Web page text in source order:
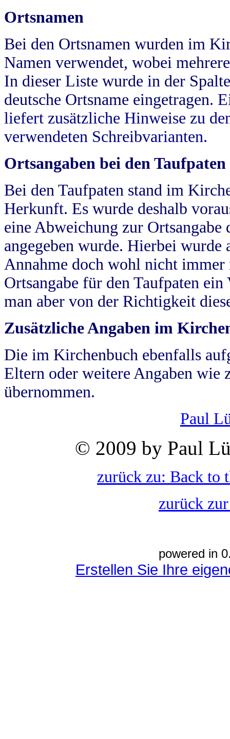
Ortsnamen
Bei den Ortsnamen wurden im
Namen verwendet, wobei
In dieser Liste wurde in der
deutsche Ortsname eingetragen.
liefert zusätzliche Hinweise zu
verwendeten Schreibvarianten.
Ortsangaben bei den Taufpaten
Bei den Taufpaten stand im
Herkunft. Es wurde deshalb
eine Abweichung zur
angegeben wurde. Hierbei wurde
Annahme doch wohl nicht
Ortsangabe für den Taufpaten
man aber von der Richtigkeit
Zusätzliche Angaben im
Die im Kirchenbuch ebenfalls
Eltern oder weitere Angaben wie
übernommen.
Paul
© 2009 by Paul
zurück zu: Back to
zurück
powered in
Erstellen Sie Ihre